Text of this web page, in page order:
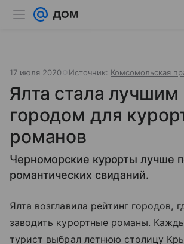
17 июля 2020 Источник: Комсомольская
Ялта стала лучшим
городом для
романов
Черноморские курорты лучше
романтических свиданий.
Ялта возглавила рейтинг городов,
заводить курортные романы.
турист выбрал летнюю столицу